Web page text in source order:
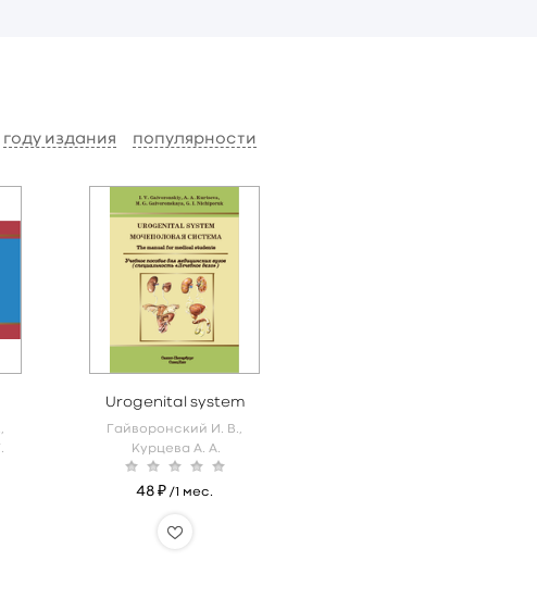
году издания популярности
Urogenital system
Гайворонский И. В.,
Курцева А. А.
48 ₽ /1 мес.